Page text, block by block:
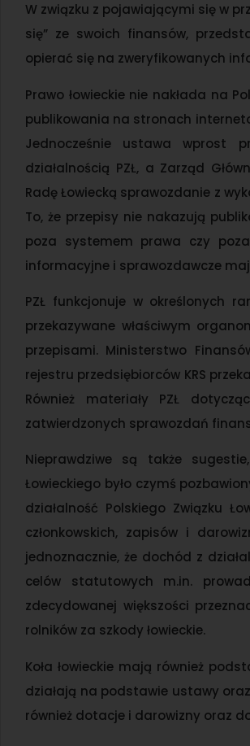
W związku z pojawiającymi się w
się” ze swoich finansów,
opierać się na zweryfikowanych
Prawo łowieckie nie nakłada na
publikowania na stronach
Jednocześnie ustawa wprost
działalnością PZŁ, a Zarząd
Radę Łowiecką sprawozdanie z
To, że przepisy nie nakazują
poza systemem prawa czy poza
informacyjne i sprawozdawcze
PZŁ funkcjonuje w określonych
przekazywane właściwym
przepisami. Ministerstwo
rejestru przedsiębiorców KRS
Również materiały PZŁ
zatwierdzonych sprawozdań
Nieprawdziwe są także
Łowieckiego było czymś
działalność Polskiego Związku
członkowskich, zapisów i
jednoznacznie, że dochód z
celów statutowych m.in.
zdecydowanej większości
rolników za szkody łowieckie.
Koła łowieckie mają również
działają na podstawie ustawy
również dotacje i darowizny oraz